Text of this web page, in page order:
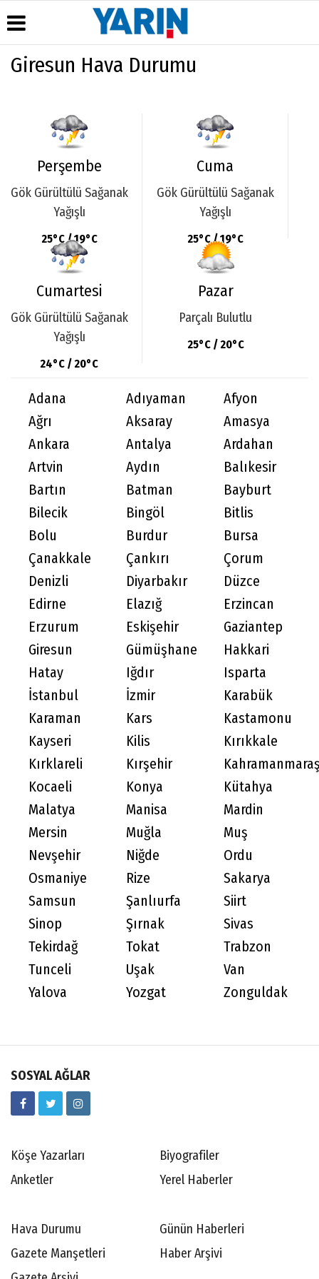
Arşivi
Gazete
Arşivi
Günün
Haberleri
Giresun Hava Durumu
Perşembe
Gök Gürültülü Sağanak
Yağışlı
25°C / 19°C
Cuma
Gök Gürültülü Sağanak
Yağışlı
25°C / 19°C
Cumartesi
Gök Gürültülü Sağanak
Yağışlı
24°C / 20°C
Pazar
Parçalı Bulutlu
25°C / 20°C
Adana Adıyaman
Afyon
Ağrı
Aksaray
Amasya
Ankara
Antalya
Ardahan
Artvin
Aydın
Balıkesir
Bartın
Batman
Bayburt
Bilecik
Bingöl
Bitlis
Bolu
Burdur
Bursa
Çanakkale
Çankırı
Çorum
Denizli
Diyarbakır
Düzce
Edirne
Elazığ
Erzincan
Erzurum
Eskişehir
Gaziantep
Giresun
Gümüşhane
Hakkari
Hatay
Iğdır
Isparta
İstanbul
İzmir
Karabük
Karaman
Kars
Kastamonu
Kayseri
Kilis
Kırıkkale
Kırklareli
Kırşehir
Kocaeli
Konya
Kütahya
Malatya
Manisa
Mardin
Mersin
Muğla
Muş
Nevşehir
Niğde
Ordu
Osmaniye
Rize
Sakarya
Samsun
Şanlıurfa
Siirt
Sinop
Şırnak
Sivas
Tekirdağ
Tokat
Trabzon
Tunceli
Uşak
Van
Yalova
Yozgat Zonguldak
SOSYAL AĞLAR
Köşe Yazarları
Biyografiler
Anketler
Yerel Haberler
Hava Durumu
Günün Haberleri
Gazete Manşetleri
Haber Arşivi